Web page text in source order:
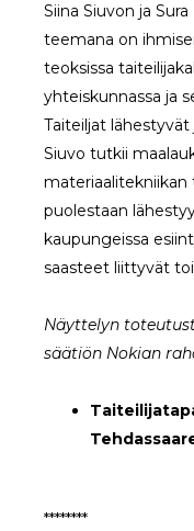
Siina Siuvon ja
teemana on
teoksissa
yhteiskunnassa ja
Taiteiljat
Siuvo tutkii
materiaalitekniikan
puolestaan
kaupungeissa
saasteet liittyvät
Näyttelyn
säätiön Nokian
********